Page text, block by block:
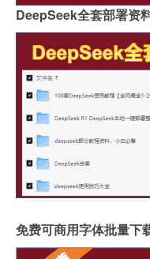
DeepSeek全套部署资
免费可商用字体批量下